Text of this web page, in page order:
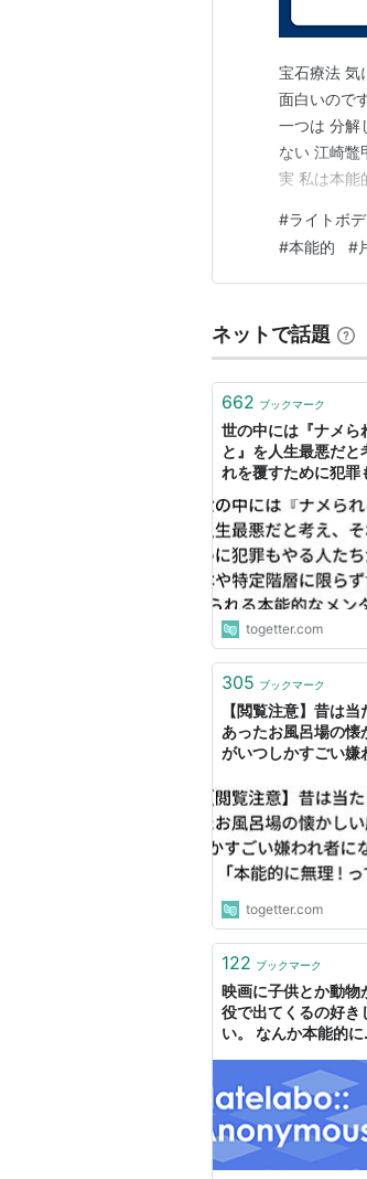
宝石療法 気
面白いので
一つは 分解
ない 江崎鼈
実 私は本能
指していた
ま…
#ライトボ
#本能的 #
ネットで話題
662 ブックマーク
世の中には『ナメら
と』を人生最悪だと
れを覆すために犯罪
に限らず世界中で見
能的なメンタリティ
Togetter
togetter.com
305 ブックマーク
【閲覧注意】昔は当
あったお風呂場の懐
がいつしかすごい嫌
ってなる」
togetter.com
122 ブックマーク
映画に子供とか動物
役で出てくるの好き
い。 なんか本能的に